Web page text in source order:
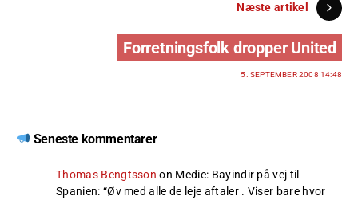
Næste artikel
Forretningsfolk dropper United
5. SEPTEMBER 2008 14:48
Seneste kommentarer
Thomas Bengtsson on Medie: Bayindir på vej til
Spanien: “Øv med alle de leje aftaler . Viser bare hvor